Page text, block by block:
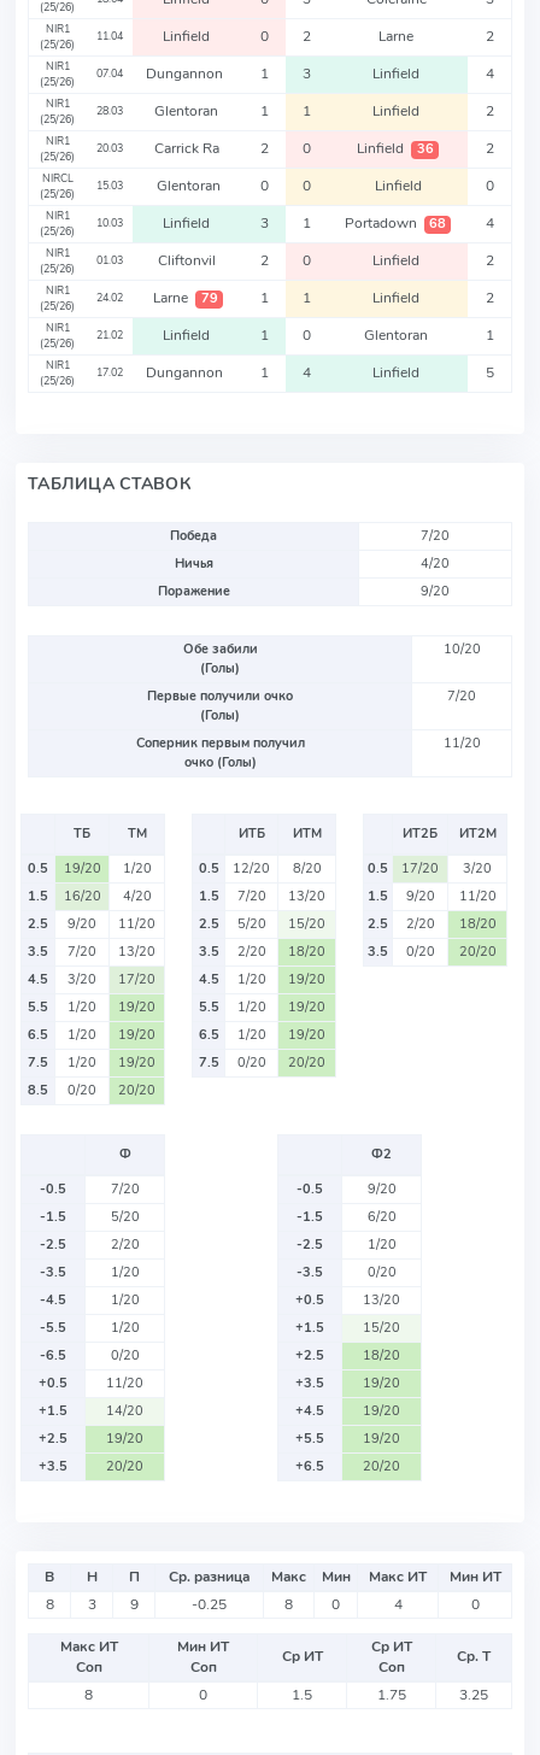
(25/26)
NIR1
(25/26)
11.04 Linfield 0 2 Larne 2
NIR1
(25/26)
07.04 Dungannon 1 3 Linfield 4
NIR1
(25/26)
28.03 Glentoran 1 1 Linfield 2
NIR1
(25/26)
20.03 Carrick Ra 2 0 Linfield 36 2
NIRCL
(25/26)
15.03 Glentoran 0 0 Linfield 0
NIR1
(25/26)
10.03 Linfield 3 1 Portadown 68 4
NIR1
(25/26)
01.03 Cliftonvil 2 0 Linfield 2
NIR1
(25/26)
24.02 Larne 79 1 1 Linfield 2
NIR1
(25/26)
21.02 Linfield 1 0 Glentoran 1
NIR1
(25/26)
17.02 Dungannon 1 4 Linfield 5
ТАБЛИЦА СТАВОК
Победа
7/20
Ничья
4/20
Поражение
9/20
Обе забили
(Голы)
10/20
Первые получили очко
(Голы)
7/20
Соперник первым получил
очко (Голы)
11/20
ТБ
ТМ
0.5
19/20
1/20
1.5
16/20
4/20
2.5
9/20
11/20
3.5
7/20
13/20
4.5
3/20
17/20
5.5
1/20
19/20
6.5
1/20
19/20
7.5
1/20
19/20
8.5
0/20 20/20
ИТБ
ИТМ
0.5
12/20
8/20
1.5
7/20
13/20
2.5
5/20
15/20
3.5
2/20
18/20
4.5
1/20
19/20
5.5
1/20
19/20
6.5
1/20
19/20
7.5
0/20 20/20
ИТ2Б
ИТ2М
0.5
17/20
3/20
1.5
9/20
11/20
2.5
2/20
18/20
3.5
0/20 20/20
Ф
-0.5
7/20
-1.5
5/20
-2.5
2/20
-3.5
1/20
-4.5
1/20
-5.5
1/20
-6.5
0/20
+0.5
11/20
+1.5
14/20
+2.5
19/20
+3.5
20/20
Ф2
-0.5
9/20
-1.5
6/20
-2.5
1/20
-3.5
0/20
+0.5
13/20
+1.5
15/20
+2.5
18/20
+3.5
19/20
+4.5
19/20
+5.5
19/20
+6.5
20/20
В Н П Ср. разница Макс Мин Макс ИТ
Мин ИТ
8
3 9 -0.25 8 0 4 0
Макс ИТ
Соп
Мин ИТ
Соп
Ср ИТ
Ср ИТ
Соп
Ср. Т
8
0 1.5 1.75 3.25